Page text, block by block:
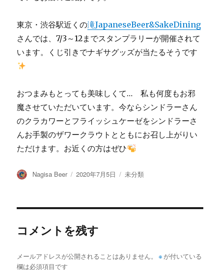
東京・渋谷駅近くの滝JapaneseBeer&SakeDining
さんでは、7/3～12までスタンプラリーが開催されて
います。くじ引きでナギサグッズが当たるそうです
おつまみもとっても美味しくて… 私も何度もお邪
魔させていただいています。今ならシンドラーさん
のクラカワーとフライッシュケーゼをシンドラーさ
んお手製のザワークラウトとともにお召し上がりい
ただけます。お近くの方はぜひ
投
Nagisa Beer
投
2020年7月5日
カ
未分類
コメントを残す
メールアドレスが公開されることはありません。 ※ が付いている
欄は必須項目です